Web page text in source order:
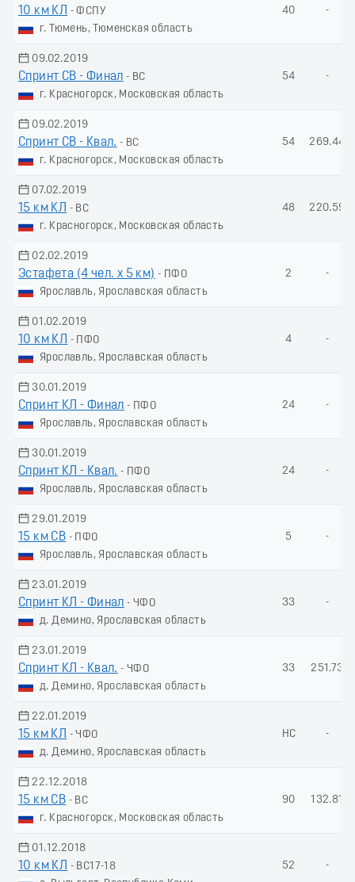
10 км КЛ
- ФСПУ
г. Тюмень, Тюменская область
40 -
09.02.2019
Спринт СВ - Финал - ВС
г. Красногорск, Московская область
54 -
09.02.2019
Спринт СВ - Квал. - ВС
г. Красногорск, Московская область
54 269.44
07.02.2019
15 км КЛ
- ВС
г. Красногорск, Московская область
48 220.59
02.02.2019
Эстафета (4 чел. х 5 км) - ПФО
Ярославль, Ярославская область
2 -
01.02.2019
10 км КЛ
- ПФО
Ярославль, Ярославская область
4 -
30.01.2019
Спринт КЛ - Финал - ПФО
Ярославль, Ярославская область
24 -
30.01.2019
Спринт КЛ - Квал. - ПФО
Ярославль, Ярославская область
24 -
29.01.2019
15 км СВ - ПФО
Ярославль, Ярославская область
5 -
23.01.2019
Спринт КЛ - Финал - ЧФО
д. Демино, Ярославская область
33 -
23.01.2019
Спринт КЛ - Квал. - ЧФО
д. Демино, Ярославская область
33 251.73
22.01.2019
15 км КЛ
- ЧФО
д. Демино, Ярославская область
НС -
22.12.2018
15 км СВ - ВС
г. Красногорск, Московская область
90 132.81
01.12.2018
10 км КЛ
- ВС17-18
52 -